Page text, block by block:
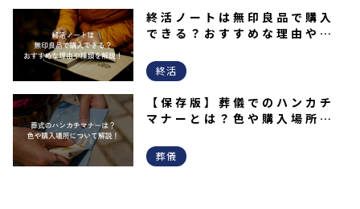
終活ノートは無印良品で購入
できる？おすすめな理由や種
終活
【保存版】葬儀でのハンカチ
マナーとは？色や購入場所な
葬儀